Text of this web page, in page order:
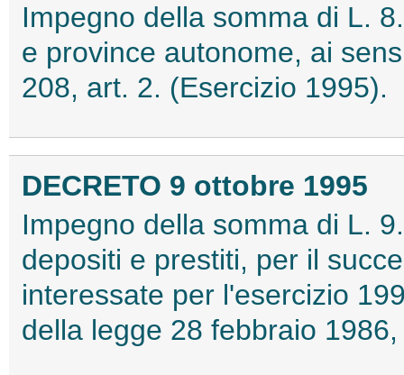
Impegno della somma di L.
e province autonome, ai
208, art. 2. (Esercizio 1995).
DECRETO 9 ottobre 1995
Impegno della somma di L.
depositi e prestiti, per il
interessate per l'esercizio
della legge 28 febbraio